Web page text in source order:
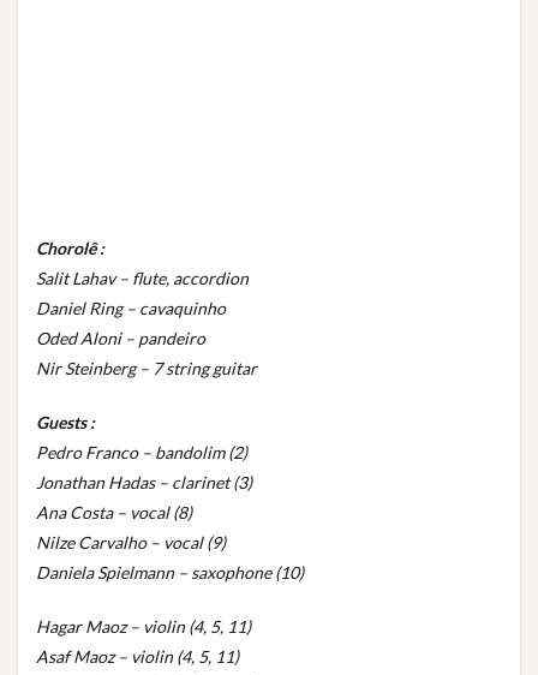
Chorolê :
Salit Lahav – flute, accordion
Daniel Ring – cavaquinho
Oded Aloni – pandeiro
Nir Steinberg – 7 string guitar
Guests :
Pedro Franco – bandolim (2)
Jonathan Hadas – clarinet (3)
Ana Costa – vocal (8)
Nilze Carvalho – vocal (9)
Daniela Spielmann – saxophone (10)
Hagar Maoz – violin (4, 5, 11)
Asaf Maoz – violin(4, 5, 11)